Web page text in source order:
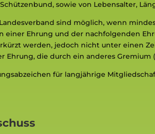
sowie von Lebensalter,
sind möglich, wenn
einer Ehrung und der nachfolgenden
werden, jedoch nicht unter einen
die durch ein anderes Gremium
für langjährige